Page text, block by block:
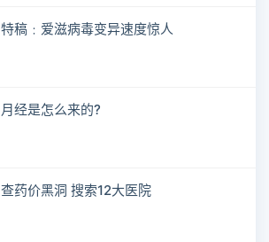
特稿﹕爱滋病毒变异速度惊人
月经是怎么来的?
查药价黑洞 搜索12大医院